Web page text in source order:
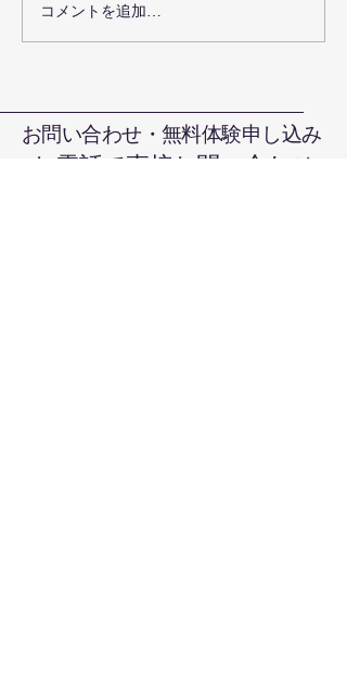
グローブキーフォルダー
が出来ました
コメントを追加…
お問い合わせ・無料体験申し込み
お電話で直接お問い合わせ